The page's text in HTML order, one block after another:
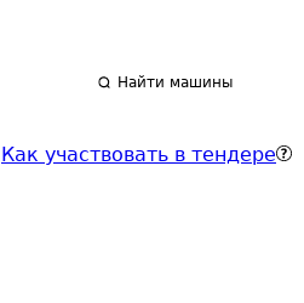
Найти машины
Как участвовать в тендере